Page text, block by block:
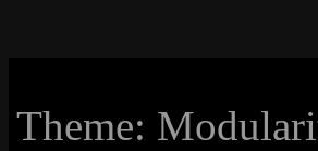
Theme: